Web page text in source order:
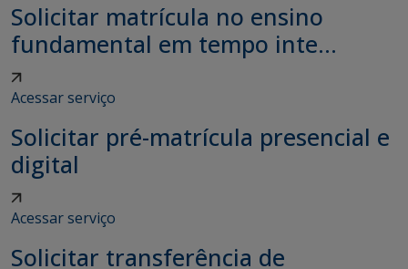
Solicitar matrícula no ensino
fundamental em tempo inte...
Acessar serviço
Solicitar pré-matrícula presencial e
digital
Acessar serviço
Solicitar transferência de